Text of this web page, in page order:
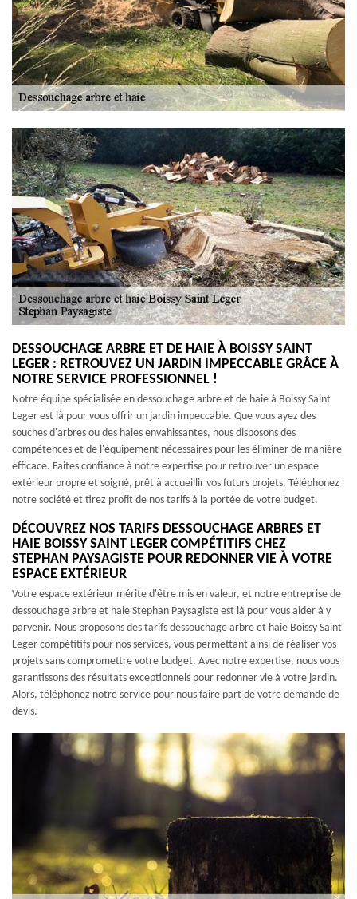
DESSOUCHAGE ARBRE ET DE HAIE À BOISSY SAINT
LEGER : RETROUVEZ UN JARDIN IMPECCABLE GRÂCE À
NOTRE SERVICE PROFESSIONNEL !
Notre équipe spécialisée en dessouchage arbre et de haie à Boissy Saint
Leger est là pour vous offrir un jardin impeccable. Que vous ayez des
souches d'arbres ou des haies envahissantes, nous disposons des
compétences et de l'équipement nécessaires pour les éliminer de manière
efficace. Faites confiance à notre expertise pour retrouver un espace
extérieur propre et soigné, prêt à accueillir vos futurs projets. Téléphonez
notre société et tirez profit de nos tarifs à la portée de votre budget.
DÉCOUVREZ NOS TARIFS DESSOUCHAGE ARBRES ET
HAIE BOISSY SAINT LEGER COMPÉTITIFS CHEZ
STEPHAN PAYSAGISTE POUR REDONNER VIE À VOTRE
ESPACE EXTÉRIEUR
Votre espace extérieur mérite d'être mis en valeur, et notre entreprise de
dessouchage arbre et haie Stephan Paysagiste est là pour vous aider à y
parvenir. Nous proposons des tarifs dessouchage arbre et haie Boissy Saint
Leger compétitifs pour nos services, vous permettant ainsi de réaliser vos
projets sans compromettre votre budget. Avec notre expertise, nous vous
garantissons des résultats exceptionnels pour redonner vie à votre jardin.
Alors, téléphonez notre service pour nous faire part de votre demande de
devis.